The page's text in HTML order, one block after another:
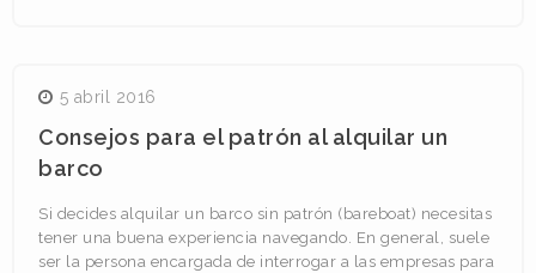
5 abril 2016
Consejos para el patrón al alquilar un
barco
Si decides alquilar un barco sin patrón (bareboat) necesitas
tener una buena experiencia navegando. En general, suele
ser la persona encargada de interrogar a las empresas para